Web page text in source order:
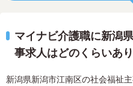
マイナビ介護職に新潟
事求人はどのくらいあ
新潟県新潟市江南区の社会福祉